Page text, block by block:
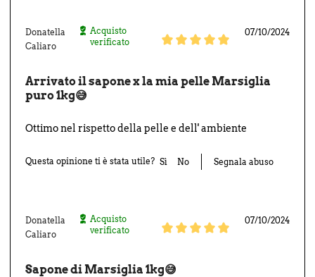
Donatella
Caliaro
Acquisto
verificato
07/10/2024
Arrivato il sapone x la mia pelle Marsiglia
puro 1kg😅
Ottimo nel rispetto della pelle e dell' ambiente
Questa opinione ti è stata utile? Sì No Segnala abuso
Donatella
Caliaro
Acquisto
verificato
07/10/2024
Sapone di Marsiglia 1kg😅